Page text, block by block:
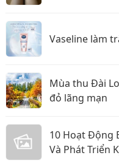
Vaseline làm
Mùa thu Đài
đỏ lãng mạn
10 Hoạt Động
Và Phát Triển